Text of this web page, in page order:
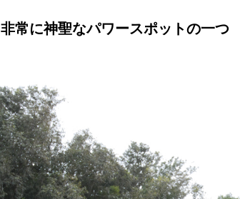
非常に神聖なパワースポットの一つ